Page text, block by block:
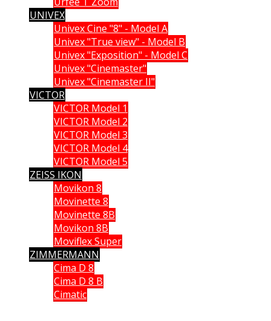
UNIVEX
Univex Cine "8" - Model A
Univex "True view" - Model B
Univex "Exposition" - Model C
Univex "Cinemaster"
Univex "Cinemaster II"
VICTOR
VICTOR Model 1
VICTOR Model 2
VICTOR Model 3
VICTOR Model 4
VICTOR Model 5
ZEISS IKON
Movikon 8
Movinette 8
Movinette 8B
Movikon 8B
Moviflex Super
ZIMMERMANN
Cima D 8
Cima D 8 B
Cimatic